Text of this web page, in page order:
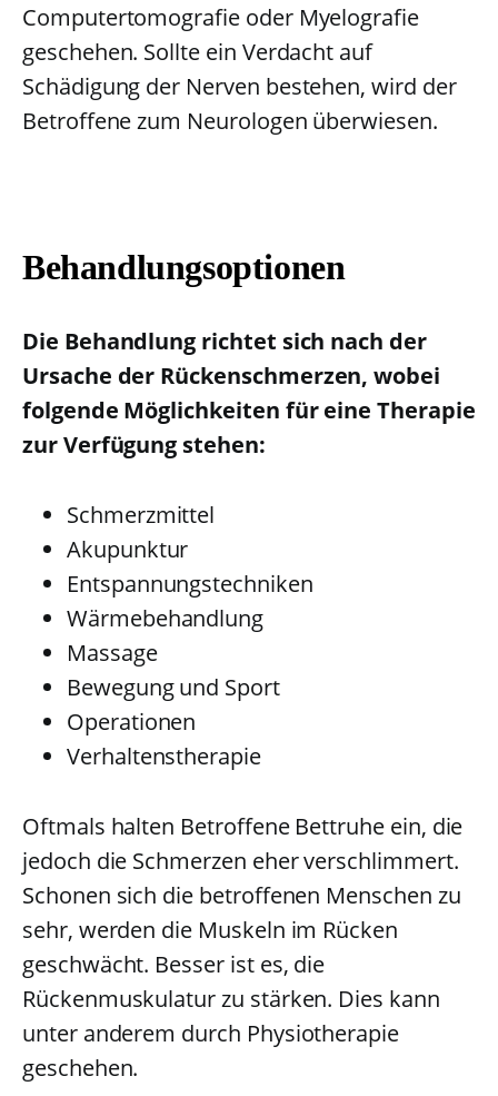
Computertomografie oder Myelografie
geschehen. Sollte ein Verdacht auf
Schädigung der Nerven bestehen, wird der
Betroffene zum Neurologen überwiesen.
Behandlungsoptionen
Die Behandlung richtet sich nach der
Ursache der Rückenschmerzen, wobei
folgende Möglichkeiten für eine Therapie
zur Verfügung stehen:
Schmerzmittel
Akupunktur
Entspannungstechniken
Wärmebehandlung
Massage
Bewegung und Sport
Operationen
Verhaltenstherapie
Oftmals halten Betroffene Bettruhe ein, die
jedoch die Schmerzen eher verschlimmert.
Schonen sich die betroffenen Menschen zu
sehr, werden die Muskeln im Rücken
geschwächt. Besser ist es, die
Rückenmuskulatur zu stärken. Dies kann
unter anderem durch Physiotherapie
geschehen.